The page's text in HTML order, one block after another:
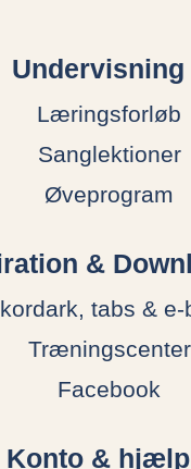
Undervisning
Læringsforløb
Sanglektioner
Øveprogram
&
tabs & e-
Træningscenter
Facebook
Konto & hjælp